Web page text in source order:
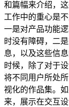
和篇幅来介绍，
工作中的重心是
一是对产品功能
时没有障碍，二
息，以及这些信
时候，除了对于
将不同用户所处
视化的作品集。
来，展示在交互